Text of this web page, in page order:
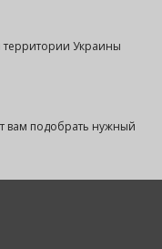
территории Украины
вам подобрать нужный